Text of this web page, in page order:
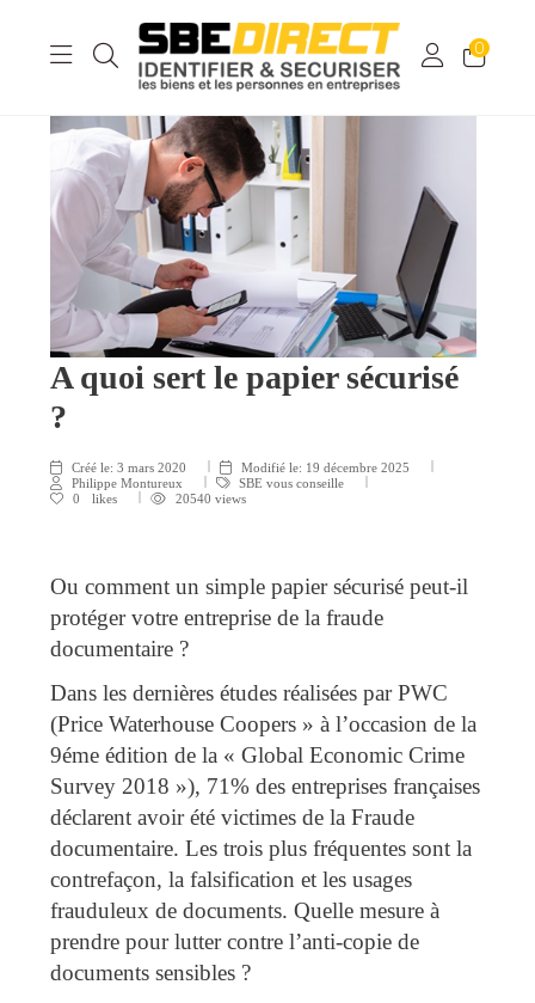
0
A quoi sert le papier sécurisé
?
Créé le: 3 mars 2020 Modifié le: 19 décembre 2025
Philippe Montureux
SBE vous conseille
0
likes 20540 views
Ou comment un simple papier sécurisé peut-il
protéger votre entreprise de la fraude
documentaire ?
Dans les dernières études réalisées par PWC
(Price Waterhouse Coopers » à l’occasion de la
9éme édition de la « Global Economic Crime
Survey 2018 »), 71% des entreprises françaises
déclarent avoir été victimes de la Fraude
documentaire. Les trois plus fréquentes sont la
contrefaçon, la falsification et les usages
frauduleux de documents. Quelle mesure à
prendre pour lutter contre l’anti-copie de
documents sensibles ?